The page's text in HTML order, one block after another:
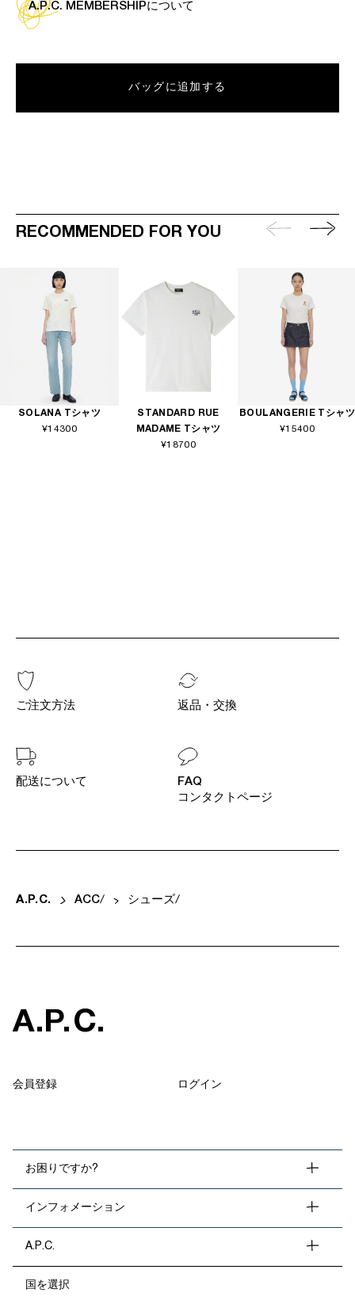
A.P.C. MEMBERSHIPについて
バッグに追加する
RECOMMENDED FOR YOU
SOLANA Tシャツ
¥14300
STANDARD RUE
MADAME Tシャツ
¥18700
BOULANGERIE Tシャツ
¥15400
ご注文方法 返品・交換
配送について
FAQ
コンタクトページ
A. P. C. ACC シューズ
A.P.C.
会員登録 ログイン
お困りですか?
インフォメーション
A.P.C.
国を選択